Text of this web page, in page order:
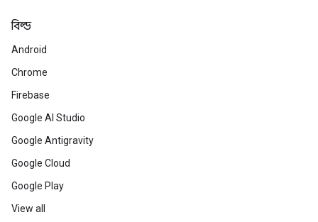
বিল্ড
Android
Chrome
Firebase
Google AI Studio
Google Antigravity
Google Cloud
Google Play
View all